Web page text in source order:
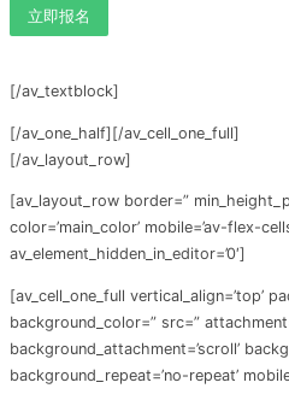
[/av_textblock]
[/av_one_half][/av_cell_one_full]
[/av_layout_row]
[av_layout_row border=”
color=’main_color’ mobile=’av-flex-
av_element_hidden_in_editor=’0′]
[av_cell_one_full vertical_align=’top’
background_color=” src=”
background_attachment=’scroll’
background_repeat=’no-repeat’